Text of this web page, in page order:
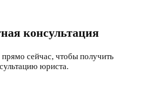
консультация
прямо сейчас, чтобы получить
юриста.